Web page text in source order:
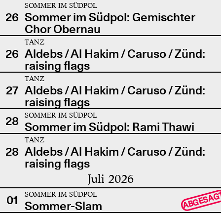
26
SOMMER IM SÜDPOL
Sommer im Südpol: Gemischter
Chor Obernau
26
TANZ
Aldebs / Al Hakim / Caruso / Zünd:
raising flags
27
TANZ
Aldebs / Al Hakim / Caruso / Zünd:
raising flags
28
SOMMER IM SÜDPOL
Sommer im Südpol: Rami Thawi
28
TANZ
Aldebs / Al Hakim / Caruso / Zünd:
raising flags
Juli 2026
01 SOMMER IM SÜDPOL
Sommer-Slam